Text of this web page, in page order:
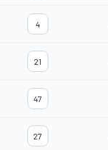
4
21
47
27